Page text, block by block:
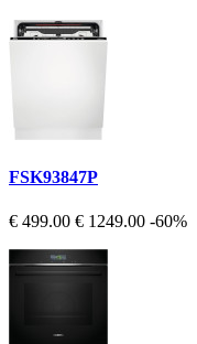
FSK93847P
€ 499.00 € 1249.00 -60%